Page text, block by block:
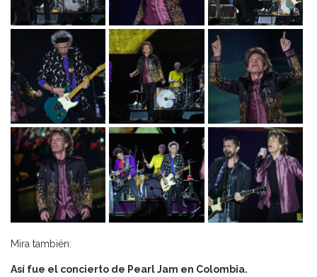
Mira también:
Así fue el concierto de Pearl Jam en Colombia.